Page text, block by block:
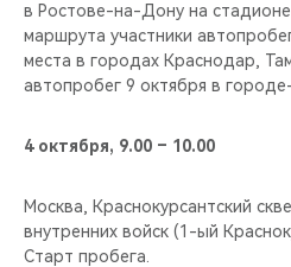
в Ростове-на-Дону на
маршрута участники
места в городах Краснодар,
автопробег 9 октября в
4 октября, 9.00 – 10.00
Москва, Краснокурсантский
внутренних войск (1-ый
Старт пробега.